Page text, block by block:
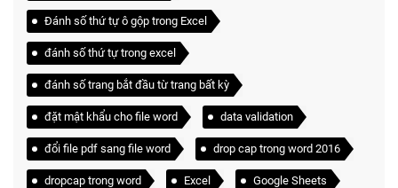
Đánh số thứ tự ô gộp trong Excel
đánh số thứ tự trong excel
đánh số trang bắt đầu từ trang bất kỳ
đặt mật khẩu cho file word data validation
đổi file pdf sang file word drop cap trong word 2016
dropcap trong word Excel Google Sheets